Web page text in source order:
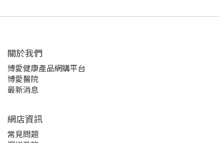
關於我們‎
博愛健康產品網購平台
博愛醫院
最新消息
網店資訊
常見問題